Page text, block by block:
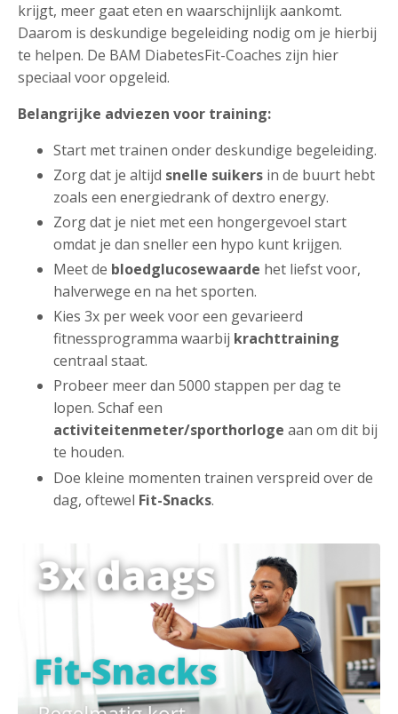
krijgt, meer gaat eten en waarschijnlijk aankomt.
Daarom is deskundige begeleiding nodig om je hierbij
te helpen. De BAM DiabetesFit-Coaches zijn hier
speciaal voor opgeleid.
Belangrijke adviezen voor training:
Start met trainen onder deskundige begeleiding.
Zorg dat je altijd snelle suikers in de buurt hebt
zoals een energiedrank of dextro energy.
Zorg dat je niet met een hongergevoel start
omdat je dan sneller een hypo kunt krijgen.
Meet de bloedglucosewaarde het liefst voor,
halverwege en na het sporten.
Kies 3x per week voor een gevarieerd
fitnessprogramma waarbij krachttraining
centraal staat.
Probeer meer dan 5000 stappen per dag te
lopen. Schaf een
activiteitenmeter/sporthorloge aan om dit bij
te houden.
Doe kleine momenten trainen verspreid over de
dag, oftewel Fit-Snacks.